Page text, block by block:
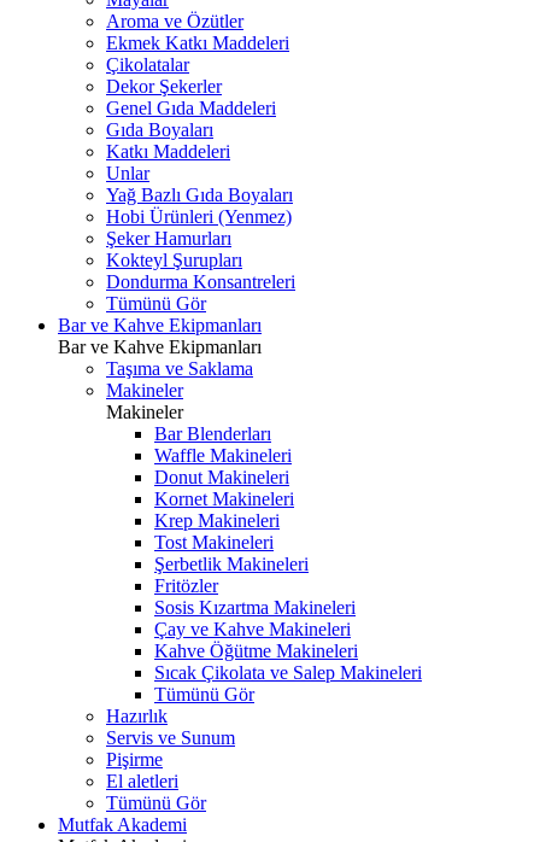
Aroma ve Özütler
Ekmek Katkı Maddeleri
Çikolatalar
Dekor Şekerler
Genel Gıda Maddeleri
Gıda Boyaları
Katkı Maddeleri
Unlar
Yağ Bazlı Gıda Boyaları
Hobi Ürünleri (Yenmez)
Şeker Hamurları
Kokteyl Şurupları
Dondurma Konsantreleri
Tümünü Gör
Bar ve Kahve Ekipmanları
Bar ve Kahve Ekipmanları
Taşıma ve Saklama
Makineler
Makineler
Bar Blenderları
Waffle Makineleri
Donut Makineleri
Kornet Makineleri
Krep Makineleri
Tost Makineleri
Şerbetlik Makineleri
Fritözler
Sosis Kızartma Makineleri
Çay ve Kahve Makineleri
Kahve Öğütme Makineleri
Sıcak Çikolata ve Salep Makineleri
Tümünü Gör
Hazırlık
Servis ve Sunum
Pişirme
El aletleri
Tümünü Gör
Mutfak Akademi